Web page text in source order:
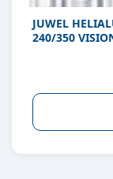
JUWEL
240/350